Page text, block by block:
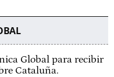
Global para recibir
Cataluña.